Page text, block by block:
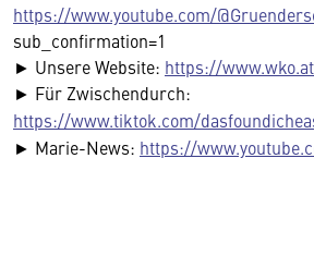
https://www.youtube.com/
sub_confirmation=1
► Unsere Website: https://
► Für Zwischendurch:
https://www.tiktok.com/
► Marie-News: https://